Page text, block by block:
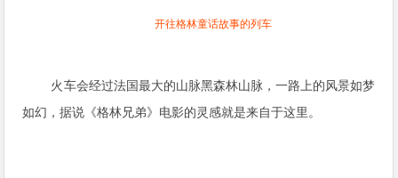
开往格林童话故事的列车
火车会经过法国最大的山脉黑森林山脉，一路上的风景如梦
如幻，据说《格林兄弟》电影的灵感就是来自于这里。